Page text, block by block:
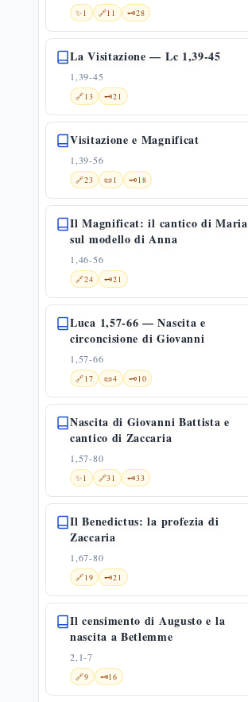
✨1 🔗11 🗝️28
La Visitazione — Lc 1,39-45
1,39-45
🔗13 🗝️21
Visitazione e Magnificat
1,39-56
🔗23 📜1 🗝️18
Il Magnificat: il cantico di Maria
sul modello di Anna
1,46-56
🔗24 🗝️21
Luca 1,57-66 — Nascita e
circoncisione di Giovanni
1,57-66
🔗17 📜4 🗝️10
Nascita di Giovanni Battista e
cantico di Zaccaria
1,57-80
✨1 🔗31 🗝️33
Il Benedictus: la profezia di
Zaccaria
1,67-80
🔗19 🗝️21
Il censimento di Augusto e la
nascita a Betlemme
2,1-7
🔗9 🗝️16